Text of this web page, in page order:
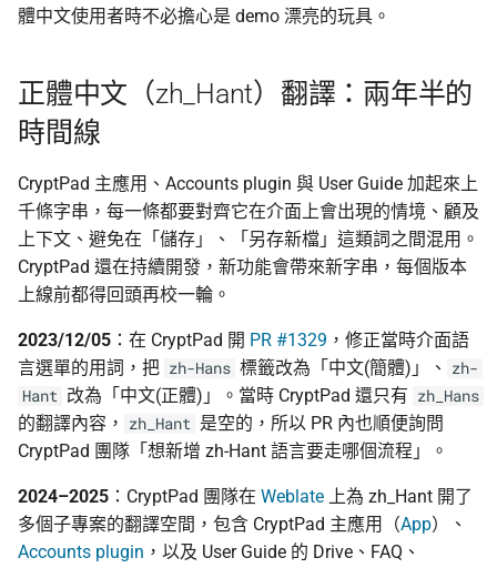
體中文使用者時不必擔心是 demo 漂亮的玩具。
正體中文（zh_Hant）翻譯：兩年半的
時間線
CryptPad 主應用、Accounts plugin 與 User Guide 加起來上
千條字串，每一條都要對齊它在介面上會出現的情境、顧及
上下文、避免在「儲存」、「另存新檔」這類詞之間混用。
CryptPad 還在持續開發，新功能會帶來新字串，每個版本
上線前都得回頭再校一輪。
2023/12/05 ：在 CryptPad 開 PR #1329 ，修正當時介面語
言選單的用詞，把 zh-Hans 標籤改為「中文(簡體)」、
zh-
Hant 改為「中文(正體)」。當時 CryptPad 還只有 zh_Hans
的翻譯內容， zh_Hant 是空的，所以 PR 內也順便詢問
CryptPad 團隊「想新增 zh-Hant 語言要走哪個流程」。
2024–2025 ：CryptPad 團隊在 Weblate 上為 zh_Hant 開了
多個子專案的翻譯空間，包含 CryptPad 主應用（App）、
Accounts plugin ，以及 User Guide 的 Drive、FAQ、